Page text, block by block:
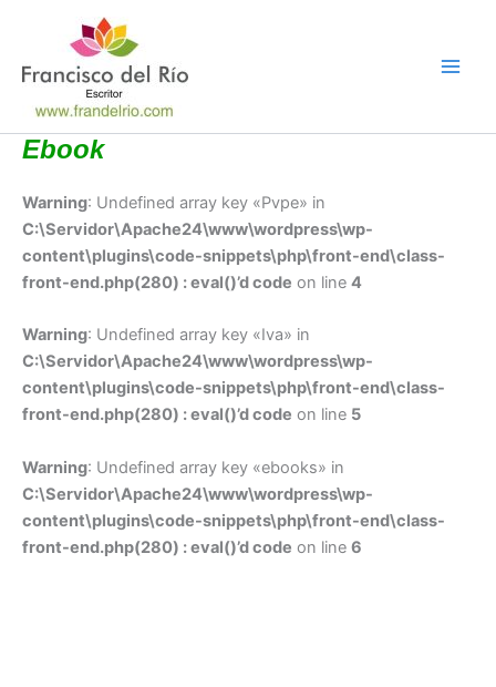
contenido
Ebook
Warning: Undefined array key «Pvpe» in
C:\Servidor\Apache24\www\wordpress\wp-
content\plugins\code-snippets\php\front-end\class-
front-end.php(280) : eval()’d code on line 4
Warning: Undefined array key «Iva» in
C:\Servidor\Apache24\www\wordpress\wp-
content\plugins\code-snippets\php\front-end\class-
front-end.php(280) : eval()’d code on line 5
Warning: Undefined array key «ebooks» in
C:\Servidor\Apache24\www\wordpress\wp-
content\plugins\code-snippets\php\front-end\class-
front-end.php(280) : eval()’d code on line 6